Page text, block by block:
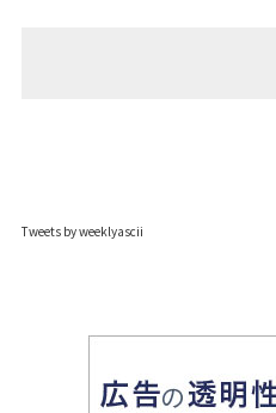
Tweets by weeklyascii